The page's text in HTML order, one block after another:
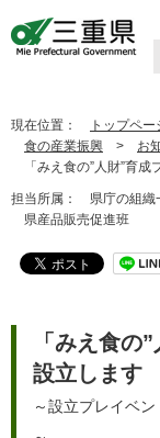
現在位置： トップペー
食の産業振興 > お
「みえ食の”人財”育成
担当所属： 県庁の組
県産品販売促進班
「みえ食の
設立します
～設立プレイベ